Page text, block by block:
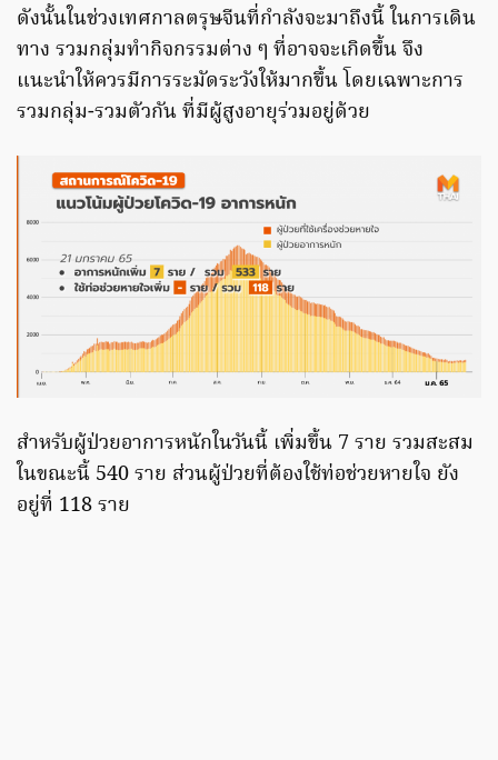
ดังนั้นในช่วงเทศกาลตรุษจีนที่กำลังจะมาถึงนี้ ในการเดิน
ทาง รวมกลุ่มทำกิจกรรมต่าง ๆ ที่อาจจะเกิดขึ้น จึง
แนะนำให้ควรมีการระมัดระวังให้มากขึ้น โดยเฉพาะการ
รวมกลุ่ม-รวมตัวกัน ที่มีผู้สูงอายุร่วมอยู่ด้วย
สำหรับผู้ป่วยอาการหนักในวันนี้ เพิ่มขึ้น 7 ราย รวมสะสม
ในขณะนี้ 540 ราย ส่วนผู้ป่วยที่ต้องใช้ท่อช่วยหายใจ ยัง
อยู่ที่ 118 ราย